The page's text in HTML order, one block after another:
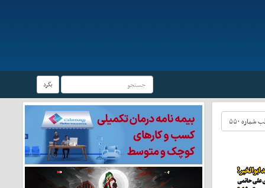
بگرد
۵۵۰